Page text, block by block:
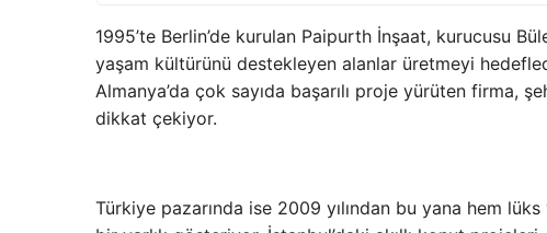
1995’te Berlin’de kurulan Paipurth İnşaat, kurucusu
yaşam kültürünü destekleyen alanlar üretmeyi
Almanya’da çok sayıda başarılı proje yürüten firma,
dikkat çekiyor.
Türkiye pazarında ise 2009 yılından bu yana hem